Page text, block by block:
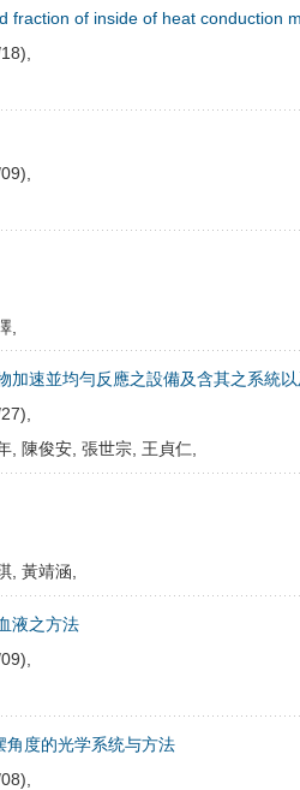
fraction of inside of heat conduction
,
加速並均勻反應之設備及含其之系統
, 陳俊安, 張世宗, 王貞仁,
, 黃靖涵,
液之方法
度的光学系统与方法